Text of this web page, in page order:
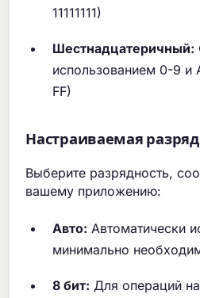
11111111)
Шестнадцатеричный:
использованием 0-9 и
FF)
Настраиваемая
Выберите разрядность,
вашему приложению:
Авто: Автоматически
минимально
8 бит: Для операций